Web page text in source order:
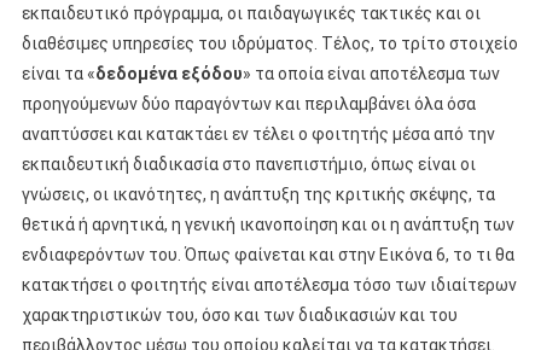
εκπαιδευτικό πρόγραμμα, οι παιδαγωγικές τακτικές και οι
διαθέσιμες υπηρεσίες του ιδρύματος. Τέλος, το τρίτο στοιχείο
είναι τα «δεδομένα εξόδου» τα οποία είναι αποτέλεσμα των
προηγούμενων δύο παραγόντων και περιλαμβάνει όλα όσα
αναπτύσσει και κατακτάει εν τέλει ο φοιτητής μέσα από την
εκπαιδευτική διαδικασία στο πανεπιστήμιο, όπως είναι οι
γνώσεις, οι ικανότητες, η ανάπτυξη της κριτικής σκέψης, τα
θετικά ή αρνητικά, η γενική ικανοποίηση και οι η ανάπτυξη των
ενδιαφερόντων του. Όπως φαίνεται και στην Εικόνα 6, το τι θα
κατακτήσει ο φοιτητής είναι αποτέλεσμα τόσο των ιδιαίτερων
χαρακτηριστικών του, όσο και των διαδικασιών και του
περιβάλλοντος μέσω του οποίου καλείται να τα κατακτήσει.